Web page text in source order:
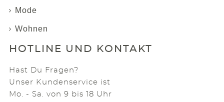
Mode
Wohnen
HOTLINE UND KONTAKT
Hast Du Fragen?
Unser Kundenservice ist
Mo. - Sa. von 9 bis 18 Uhr